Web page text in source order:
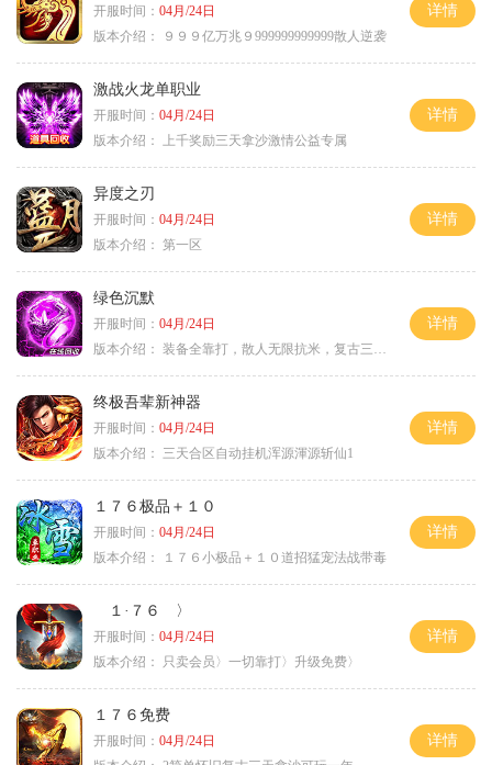
开服时间： 04月/24日
版本介绍：
９９９亿万兆９999999999999散人逆袭
详情
激战火龙单职业
开服时间： 04月/24日
版本介绍：
上千奖励三天拿沙激情公益专属
详情
异度之刃
开服时间： 04月/24日
版本介绍： 第一区
详情
绿色沉默
开服时间： 04月/24日
版本介绍： 装备全靠打，散人无限抗米，复古三天合区
详情
终极吾辈新神器
开服时间： 04月/24日
版本介绍：
三天合区自动挂机浑源渾源斩仙1
详情
１７６极品＋１０
开服时间： 04月/24日
版本介绍：
１７６小极品＋１０道招猛宠法战带毒
详情
１·７６ 〉
开服时间： 04月/24日
版本介绍：
只卖会员〉一切靠打〉升级免费〉
详情
１７６免费
开服时间： 04月/24日
详情